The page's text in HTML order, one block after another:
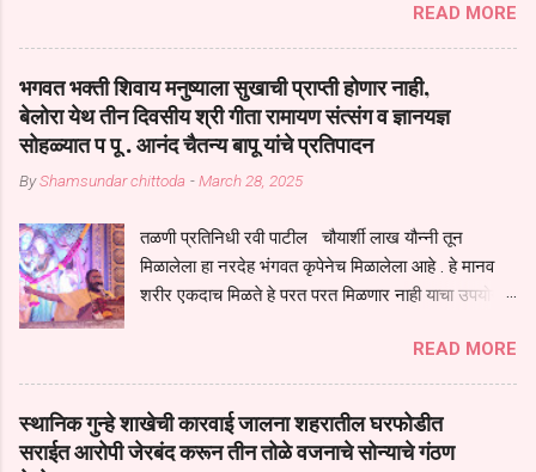
तुकाराम महाराज यांच्या *आपुला तो एक देव करुनी घ्यावा* *तेणे विन जिवा सुख
नोहे* *येरती माईक दुःखाची जनीती* *नाही आदी अंती अवसान* या अभंगावर
सुंदर निरूपण केले सध्य स्थितीचा काळ हा मानव जातीच्या परीक्षेचा काळ आहे
धर्ममंडपात बसलेली लोक ही खरच भाग्यवान आहेत कोरोना सारख्या महामारीत आपंण
जिवंत आहोत या महामारीतून जर आपल्याला वाचायचे असेल तर धार्मीक विचाराचा
आधार आपल्याला घ्यावाच लागेल महामारीच्या काळात वारकरी सप्रदायच खूप मोठा
आधार आहे सध्य स्थितीत मानव जातीची मानसीक अवस्था सक्षम असणे गरजेचे आहे
सगळ्याना करून दीली आहे मनुष्याच्या आयुष्यातील नामसाधना ही त्याच्यासाठी खूप
मोठा आधार असते परतू आज काल तीच साधना करण्याचा आळस आ...
READ MORE
भगवत भक्ती शिवाय मनुष्याला सुखाची प्राप्ती होणार नाही,
बेलोरा येथ तीन दिवसीय श्री गीता रामायण संत्संग व ज्ञानयज्ञ
सोहळ्यात प पू . आनंद चैतन्य बापू यांचे प्रतिपादन
ByShamsundar chittoda -March 28, 2025
तळणी प्रतिनिधी रवी पाटील चौयार्शी लाख यौन्नी तून
मिळालेला हा नरदेह भंगवत कृपेनेच मिळालेला आहे . हे मानव
शरीर एकदाच मिळते हे परत परत मिळणार नाही याचा उपयोग
संचय सारखे असतील तेव्हाच मनुष्य जन्म मिळतो . . परतू
पुण्याचा संचय जर जास्त असेल तर तुम्हाला स्वर्गातील देवत्व
प्राप्त झाल्याशिवाय राहणार नाही . मानव शरीर हे हिर्यापेक्षा
अनमोल आहे त्या शरिराला इंतर सुंगधाचे व्यसन लागण्यापेक्षा
भगवत भंक्ती चे व व्यसन लावा म्हणजे या नरदेहाचा उपयोग
READ MORE
स्थानिक गुन्हे शाखेची कारवाई जालना शहरातील घरफोडीत
सराईत आरोपी जेरबंद करून तीन तोळे वजनाचे सोन्याचे गंठण